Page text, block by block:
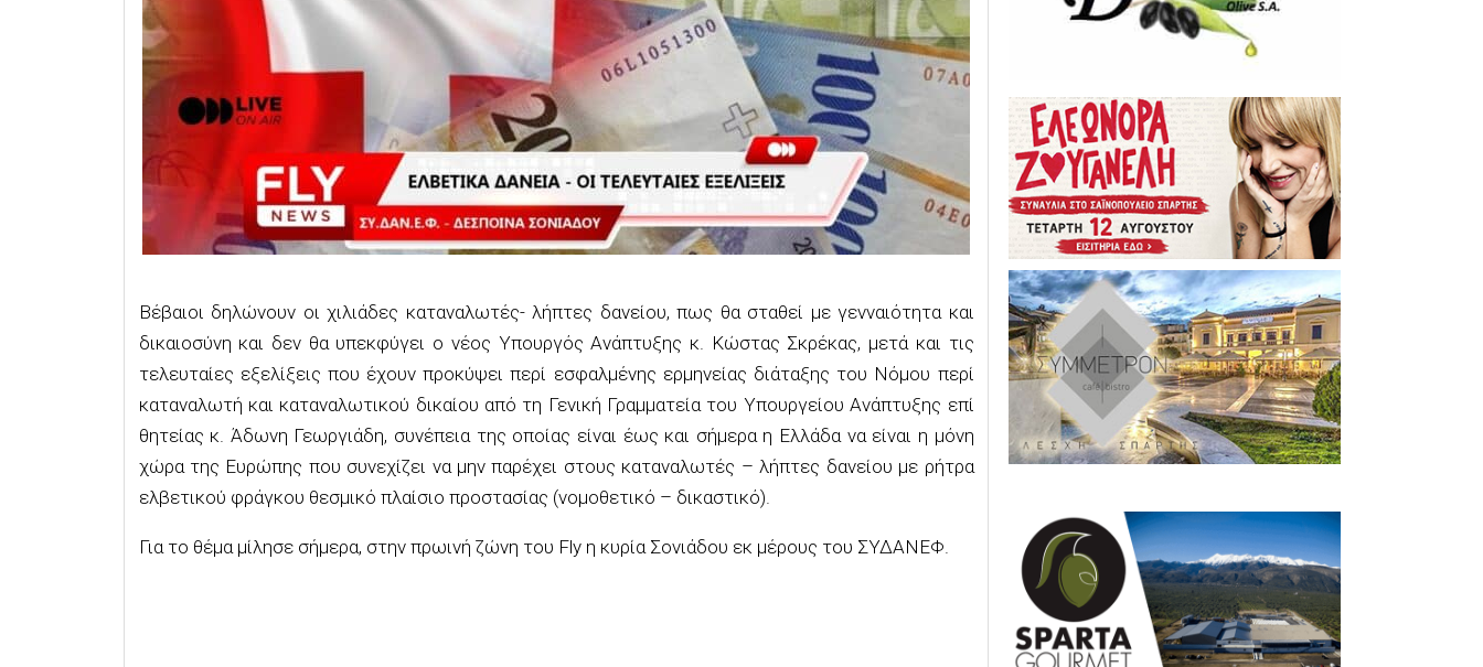
Βέβαιοι δηλώνουν οι χιλιάδες καταναλωτές- λήπτες δανείου, πως θα σταθεί με γενναιότητα και
δικαιοσύνη και δεν θα υπεκφύγει ο νέος Υπουργός Ανάπτυξης κ. Κώστας Σκρέκας, μετά και τις
τελευταίες εξελίξεις που έχουν προκύψει περί εσφαλμένης ερμηνείας διάταξης του Νόμου περί
καταναλωτή και καταναλωτικού δικαίου από τη Γενική Γραμματεία του Υπουργείου Ανάπτυξης επί
θητείας κ. Άδωνη Γεωργιάδη, συνέπεια της οποίας είναι έως και σήμερα η Ελλάδα να είναι η μόνη
χώρα της Ευρώπης που συνεχίζει να μην παρέχει στους καταναλωτές – λήπτες δανείου με ρήτρα
ελβετικού φράγκου θεσμικό πλαίσιο προστασίας (νομοθετικό – δικαστικό).
Για το θέμα μίλησε σήμερα, στην πρωινή ζώνη του Fly η κυρία Σονιάδου εκ μέρους του ΣΥΔΑΝΕΦ.